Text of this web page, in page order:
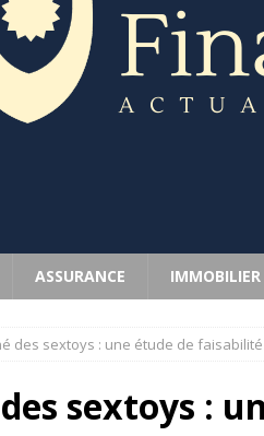
ASSURANCE IMMOBILIER
des sextoys : une étude de faisabilité
sextoys :